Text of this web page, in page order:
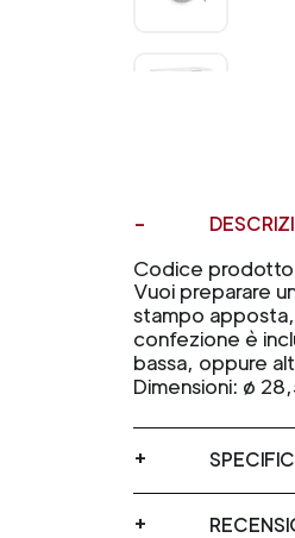
Codice
Vuoi preparare
stampo
confezione è
bassa, oppure
Dimensioni: ø